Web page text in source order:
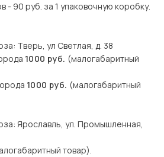
90 руб. за 1 упаковочную коробку.
Тверь, ул Светлая, д. 38
1000 руб. (малогабаритный
1000 руб. (малогабаритный
Ярославль, ул. Промышленная,
товар).